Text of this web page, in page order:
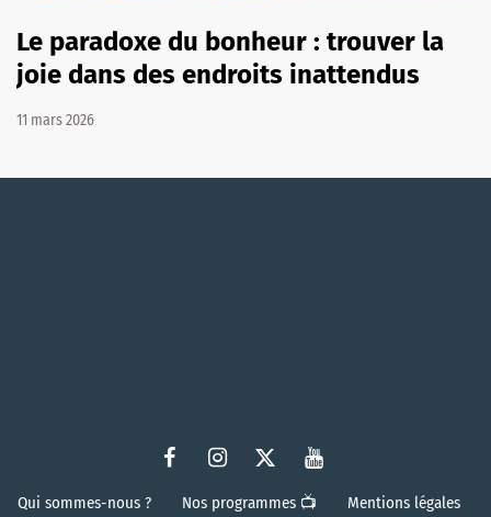
Le paradoxe du bonheur : trouver la
joie dans des endroits inattendus
11 mars 2026
Qui sommes-nous ? Nos programmes 📺 Mentions légales